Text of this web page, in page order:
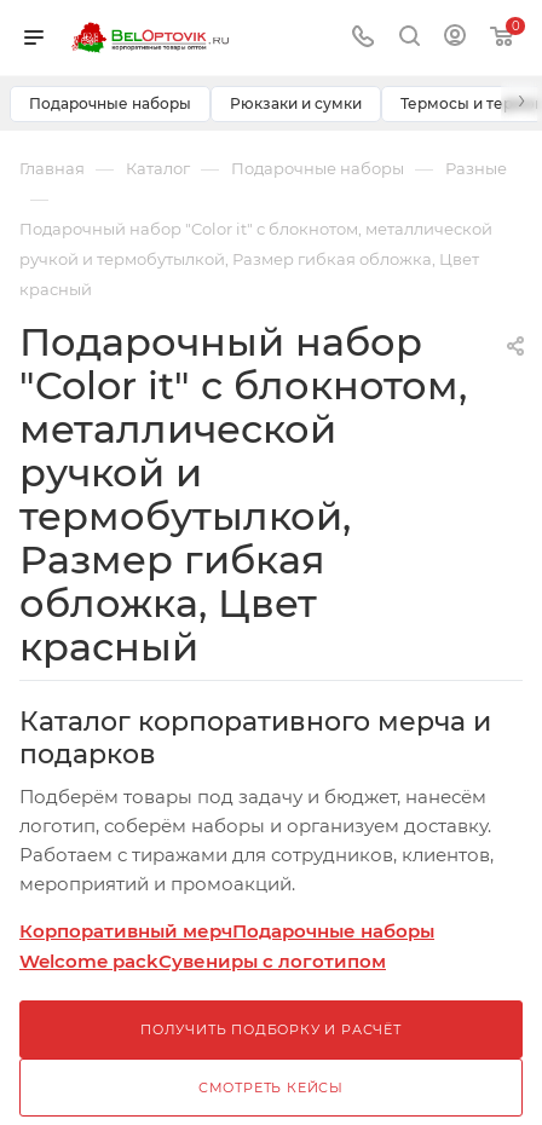
0
Подарочные наборы Рюкзаки и сумки Термосы и ›
Главная — Каталог — Подарочные наборы — Разные
—
Подарочный набор "Color it" с блокнотом, металлической
ручкой и термобутылкой, Размер гибкая обложка, Цвет
красный
Подарочный набор
"Color it" с блокнотом,
металлической
ручкой и
термобутылкой,
Размер гибкая
обложка, Цвет
красный
Каталог корпоративного мерча и
подарков
Подберём товары под задачу и бюджет, нанесём
логотип, соберём наборы и организуем доставку.
Работаем с тиражами для сотрудников, клиентов,
мероприятий и промоакций.
Корпоративный мерчПодарочные наборы
Welcome packСувениры с логотипом
ПОЛУЧИТЬ ПОДБОРКУ И РАСЧЁТ
СМОТРЕТЬ КЕЙСЫ